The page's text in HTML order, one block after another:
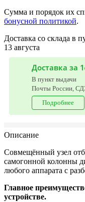
Сумма и порядок их
бонусной политикой.
Доставка со склада в
13 августа
Доставка за
В пункт выдачи
Почты России,
Подробнее
Описание
Совмещённый узел
самогонной колонны
любого аппарата с
Главное
устройстве.